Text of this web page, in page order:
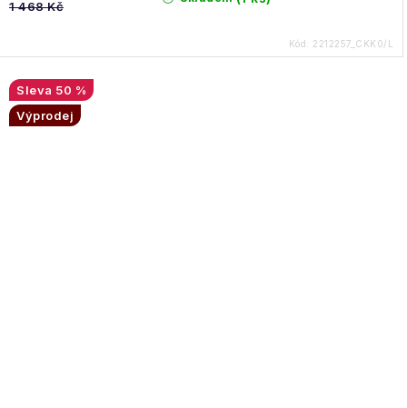
1 468 Kč
Kód: 2212257_CKK0/L
50 %
Výprodej